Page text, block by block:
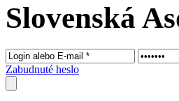
Slovenská
Zabudnuté heslo